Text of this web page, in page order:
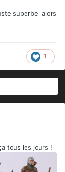
superbe, alors
1
tous les jours !